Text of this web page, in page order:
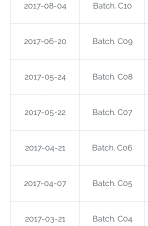
2017-08-04 Batch. C10
2017-06-20 Batch. C09
2017-05-24 Batch. C08
2017-05-22 Batch. C07
2017-04-21 Batch. C06
2017-04-07 Batch. C05
2017-03-21 Batch. C04